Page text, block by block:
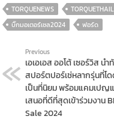
TORQUENEWS
บิ๊กมอเตอร์เซล2024
ฟอร์ด
Previous
เอเอเอส ออโต้ เซอร์วิส น
สปอร์ตปอร์เช่หลากรุ่นที่โด
เป็นที่นิยม พร้อมแคมเปญ
เสนอที่ดีที่สุดเข้าร่วมงาน
Sale 2024